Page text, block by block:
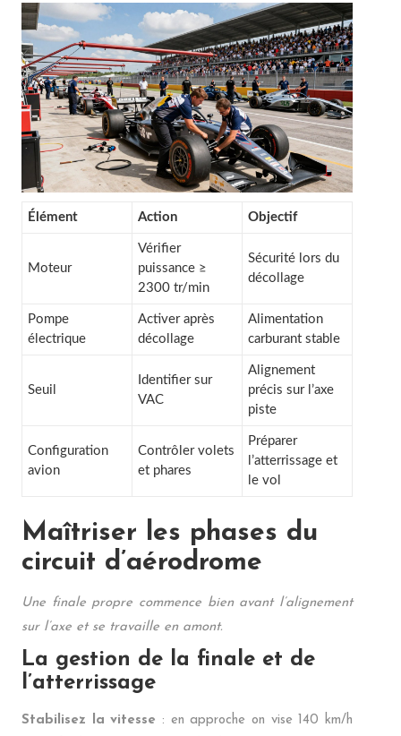
Élément Action Objectif
Moteur
Vérifier
puissance ≥
2300 tr/min
Sécurité lors du
décollage
Pompe
électrique
Activer après
décollage
Alimentation
carburant stable
Seuil
Identifier sur
VAC
Alignement
précis sur l’axe
piste
Configuration
avion
Contrôler volets
et phares
Préparer
l’atterrissage et
le vol
Maîtriser les phases du
circuit d’aérodrome
Une finale propre commence bien avant l’alignement
sur l’axe et se travaille en amont.
La gestion de la finale et de
l’atterrissage
Stabilisez la vitesse : en approche on vise 140 km/h